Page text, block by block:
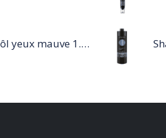
Crayon khôl yeux mauve 1.14g